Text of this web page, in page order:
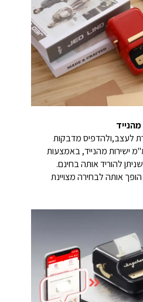
לעצב,ולהדפיס מדבקות
ברוחב של 20-50 מ"מ ישירות מהנייד, באמצעות
האפליקציה של Niimbot שניתן להוריד אותה בחינם.
אותה לבחירה מצויינת